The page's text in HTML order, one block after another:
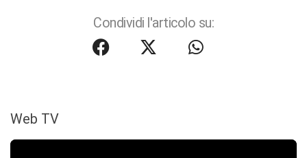
Condividi l'articolo su:
Web TV